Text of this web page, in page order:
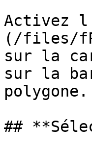
Activez
(/files/
sur la
sur la
polygone.
##